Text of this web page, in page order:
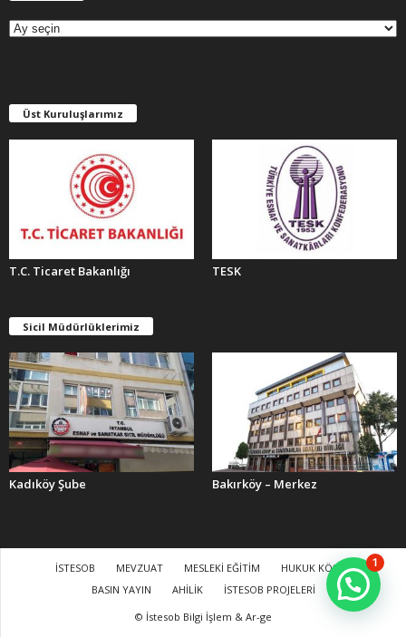
E
R
Üst Kuruluşlarımız
T.C. Ticaret Bakanlığı TESK
Sicil Müdürlüklerimiz
Kadıköy Şube Bakırköy – Merkez
İSTESOB MEVZUAT MESLEKİ EĞİTİM
HUKUK KÖŞESİ
BASIN YAYIN
AHİLİK
İSTESOB PROJELERİ
© İstesob Bilgi İşlem & Ar-ge
1